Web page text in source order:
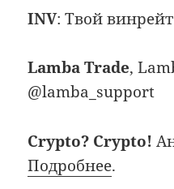
INV: Твой
Lamba Trade,
@lamba_support
Crypto? Crypto!
Подробнее.